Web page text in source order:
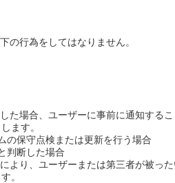
の行為をしてはなりません。
た場合、ユーザーに事前に通知する
ます。
の保守点検または更新を行う場合
判断した場合
より、ユーザーまたは第三者が被っ
。